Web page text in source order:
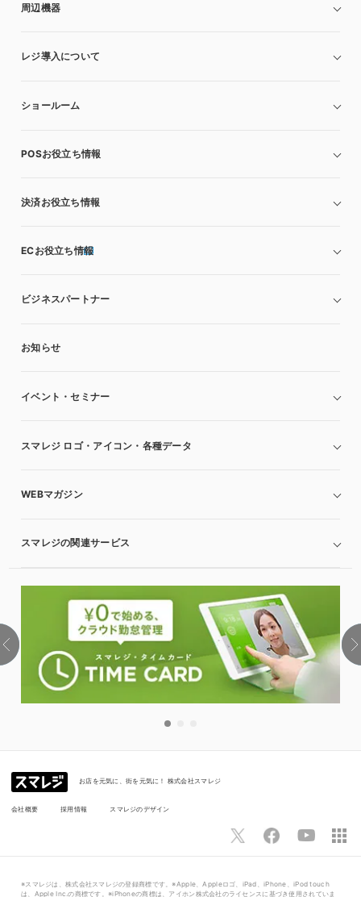
周辺機器
レジ導入について
ショールーム
POSお役立ち情報
決済お役立ち情報
ECお役立ち情報
ビジネスパートナー
お知らせ
イベント・セミナー
スマレジ ロゴ・アイコン・各種データ
WEBマガジン
スマレジの関連サービス
お店を元気に、街を元気に！ 株式会社スマレジ
会社概要 採用情報 スマレジのデザイン
※スマレジは、株式会社スマレジの登録商標です。※Apple、Appleロゴ、iPad、iPhone、iPod touch
は、Apple Inc.の商標です。※iPhoneの商標は、アイホン株式会社のライセンスに基づき使用されていま